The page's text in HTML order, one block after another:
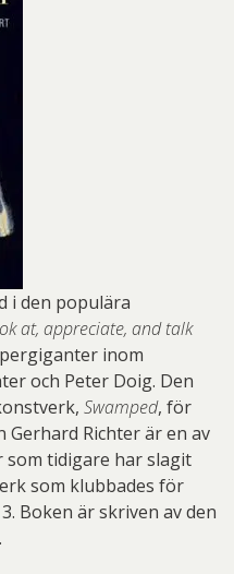
i den populära
at, appreciate, and talk
inom
och Peter Doig. Den
Swamped, för
Gerhard Richter är en av
tidigare har slagit
som klubbades för
Boken är skriven av den